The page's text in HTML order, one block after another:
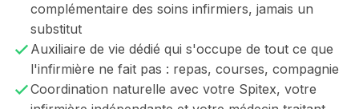
complémentaire des soins infirmiers, jamais un
substitut
Auxiliaire de vie dédié qui s'occupe de tout ce que
l'infirmière ne fait pas : repas, courses, compagnie
Coordination naturelle avec votre Spitex, votre